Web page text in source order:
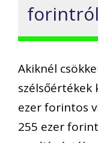
Akiknél
szélsőértékek
ezer forintos
255 ezer